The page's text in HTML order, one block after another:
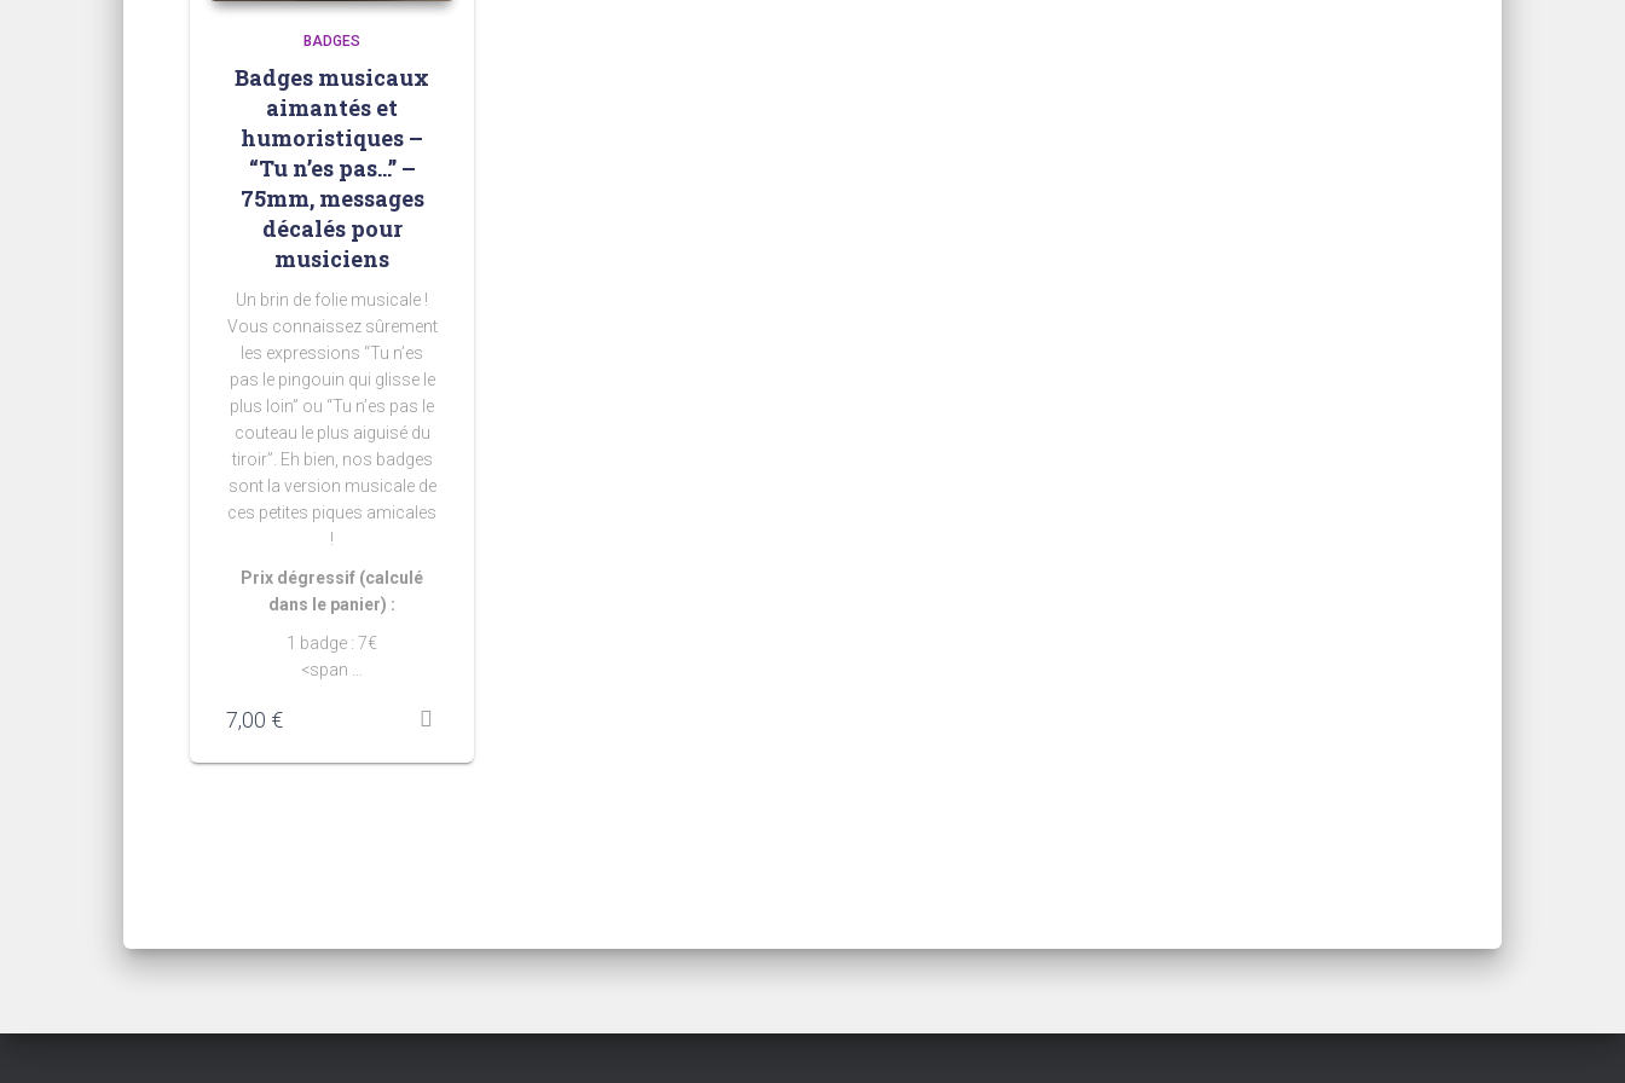
BADGES
Badges musicaux
aimantés et
humoristiques –
“Tu n’es pas…” –
75mm, messages
décalés pour
musiciens
Un brin de folie musicale !
Vous connaissez sûrement
les expressions “Tu n’es
pas le pingouin qui glisse le
plus loin” ou “Tu n’es pas le
couteau le plus aiguisé du
tiroir”. Eh bien, nos badges
sont la version musicale de
ces petites piques amicales
!
Prix dégressif (calculé
dans le panier) :
1 badge : 7€
<span ...
7,00 €